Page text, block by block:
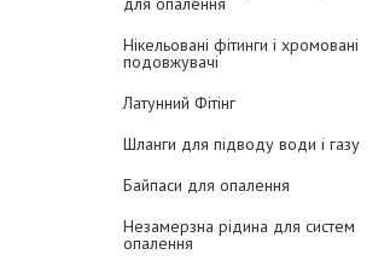
Нікельовані фітинги і хромовані
подовжувачі
Латунний Фітінг
Шланги для підводу води і газу
Байпаси для опалення
Незамерзна рідина для систем
опалення